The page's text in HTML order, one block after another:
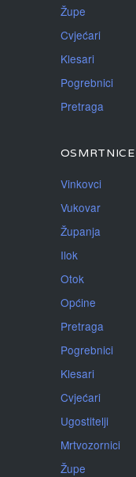
Župe
Cvjećari
Klesari
Pogrebnici
Pretraga
OSMRTNICE
Vinkovci
Vukovar
Županja
Ilok
Otok
Općine
Pretraga
Pogrebnici
Klesari
Cvjećari
Ugostitelji
Mrtvozornici
Župe